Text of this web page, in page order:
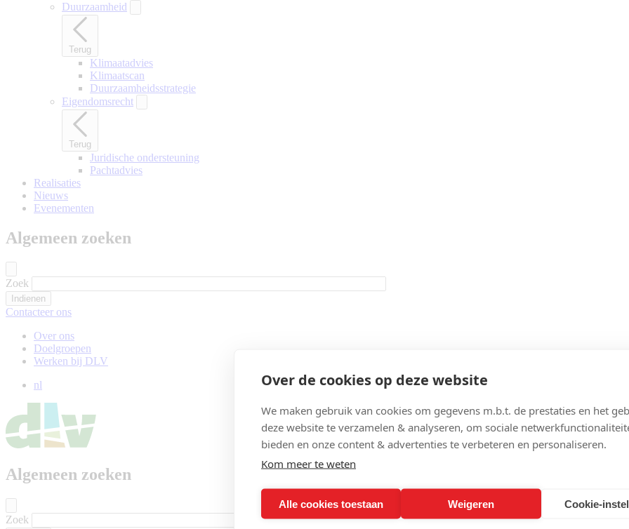
Duurzaamheid
Terug
Klimaatadvies
Klimaatscan
Duurzaamheidsstrategie
Eigendomsrecht
Terug
Juridische ondersteuning
Pachtadvies
Realisaties
Nieuws
Evenementen
Algemeen zoeken
Zoek
Contacteer ons
Over ons
Doelgroepen
Werken bij DLV
nl
Algemeen zoeken
Zoek
Over de cookies op deze website
We maken gebruik van cookies om gegevens m.b.t. de prestaties en het
deze website te verzamelen & analyseren, om sociale
bieden en onze content & advertenties te verbeteren en personaliseren.
Kom meer te weten
Alle cookies toestaan Weigeren Cookie-